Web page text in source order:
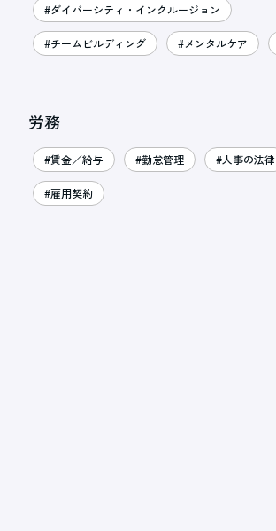
#ダイバーシティ・インクルージョン
#チームビルディング #メンタルケア
労務
#賃金／給与 #勤怠管理 #人事の法律
#雇用契約